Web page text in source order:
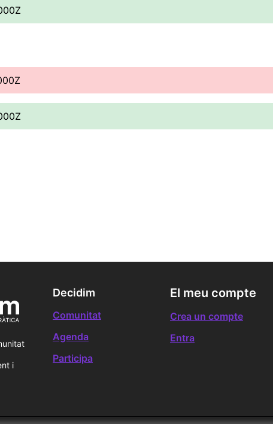
i
Decidim
Comunitat
Agenda
Participa
El meu compte
Crea un compte
Entra